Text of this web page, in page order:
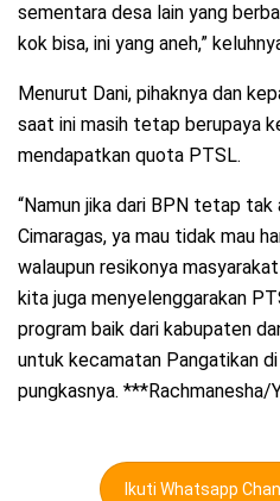
sementara desa lain yang
kok bisa, ini yang aneh,”
Menurut Dani, pihaknya dan
saat ini masih tetap berupaya
mendapatkan quota PTSL.
“Namun jika dari BPN tetap
Cimaragas, ya mau tidak mau
walaupun resikonya
kita juga menyelenggarakan
program baik dari kabupaten
untuk kecamatan Pangatikan di
pungkasnya. ***Rachmanesha/
Ikuti Whatsapp